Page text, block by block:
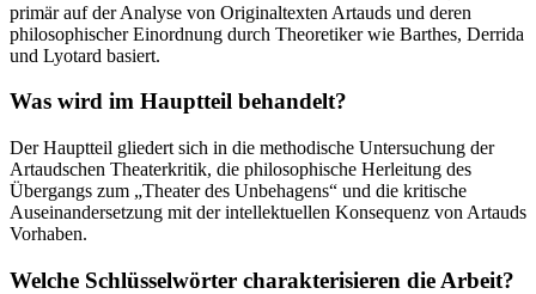
primär auf der Analyse von Originaltexten Artauds und deren
philosophischer Einordnung durch Theoretiker wie Barthes, Derrida
und Lyotard basiert.
Was wird im Hauptteil behandelt?
Der Hauptteil gliedert sich in die methodische Untersuchung der
Artaudschen Theaterkritik, die philosophische Herleitung des
Übergangs zum „Theater des Unbehagens“ und die kritische
Auseinandersetzung mit der intellektuellen Konsequenz von Artauds
Vorhaben.
Welche Schlüsselwörter charakterisieren die Arbeit?